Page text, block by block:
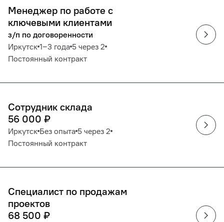
Менеджер по работе с
ключевыми клиентами
з/п по договоренности
Иркутск 1‒3 года 5 через 2
Постоянный контракт
Сотрудник склада
56 000 ₽
Иркутск Без опыта 5 через 2
Постоянный контракт
Специалист по продажам
проектов
68 500 ₽